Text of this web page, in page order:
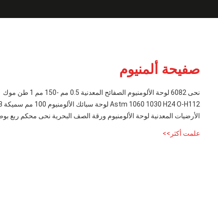
صفيحة ألمنيوم
نحى 6082 لوحة الألومنيوم الصفائح المعدنية 0.5 مم -150 مم 1 طن موك
Astm 1060 1030 H24 O-H112 لوحة سبائك الألومنيوم 100 مم سميكة 4x8 عالية النقاء
الأرضيات المعدنية لوحة الألومنيوم ورقة الصف البحرية نحى محكم ربع
علمت أكثر>>